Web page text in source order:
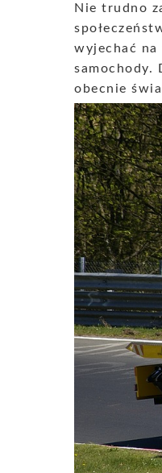
Nie trudno
wyjechać
samochody.
obecnie